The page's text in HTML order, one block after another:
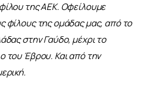
της ΑΕΚ. Οφείλουμε
φίλους της ομάδας μας, από το
στην Γαύδο, μέχρι το
του Έβρου. Και από την